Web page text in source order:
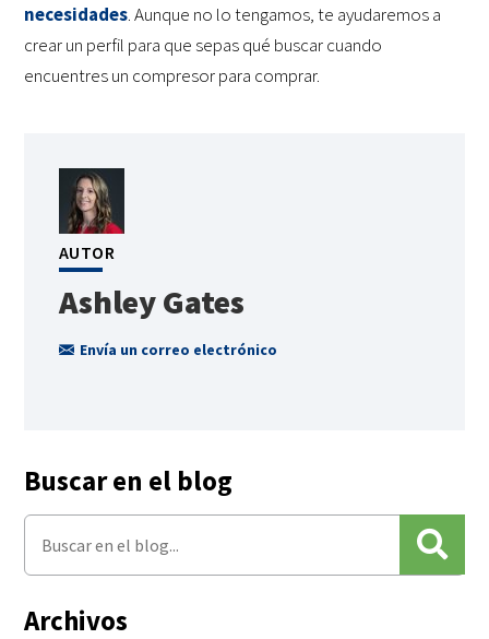
necesidades. Aunque no lo tengamos, te ayudaremos a
crear un perfil para que sepas qué buscar cuando
encuentres un compresor para comprar.
AUTOR
Ashley Gates
Envía un correo electrónico
Buscar en el blog
Archivos